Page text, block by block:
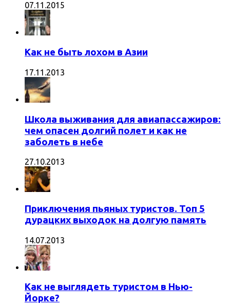
07.11.2015
Как не быть лохом в Азии
17.11.2013
Школа выживания для авиапассажиров:
чем опасен долгий полет и как не
заболеть в небе
27.10.2013
Приключения пьяных туристов. Топ 5
дурацких выходок на долгую память
14.07.2013
Как не выглядеть туристом в Нью-
Йорке?